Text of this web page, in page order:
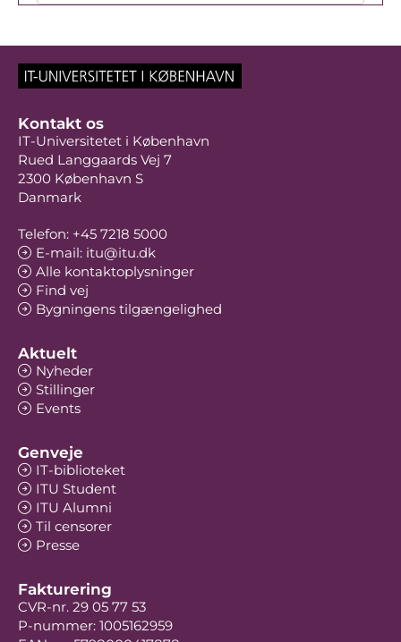
Kontakt os
IT-Universitetet i København
Rued Langgaards Vej 7
2300 København S
Danmark
Telefon: +45 7218 5000
E-mail: itu@itu.dk
Alle kontaktoplysninger
Find vej
Bygningens tilgængelighed
Aktuelt
Nyheder
Stillinger
Events
Genveje
IT-biblioteket
ITU Student
ITU Alumni
Til censorer
Presse
Fakturering
CVR-nr. 29 05 77 53
P-nummer: 1005162959